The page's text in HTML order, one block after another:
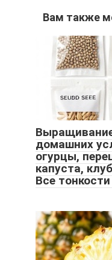
Вам также
домашних
огурцы,
капуста,
Все